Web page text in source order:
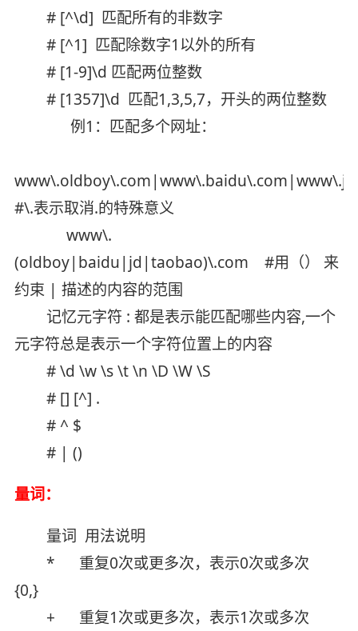
# [^\d] 匹配所有的非数字
# [^1] 匹配除数字1以外的所有
# [1-9]\d 匹配两位整数
# [1357]\d 匹配1,3,5,7，开头的两位整数
例1：匹配多个网址：
#\.表示取消.的特殊意义
www\.
(oldboy|baidu|jd|taobao)\.com #用（） 来
约束 | 描述的内容的范围
记忆元字符 : 都是表示能匹配哪些内容,一个
元字符总是表示一个字符位置上的内容
# \d \w \s \t \n \D \W \S
# [] [^] .
# ^ $
# | ()
量词：
量词 用法说明
* 重复0次或更多次，表示0次或多次
{0,}
+ 重复1次或更多次，表示1次或多次